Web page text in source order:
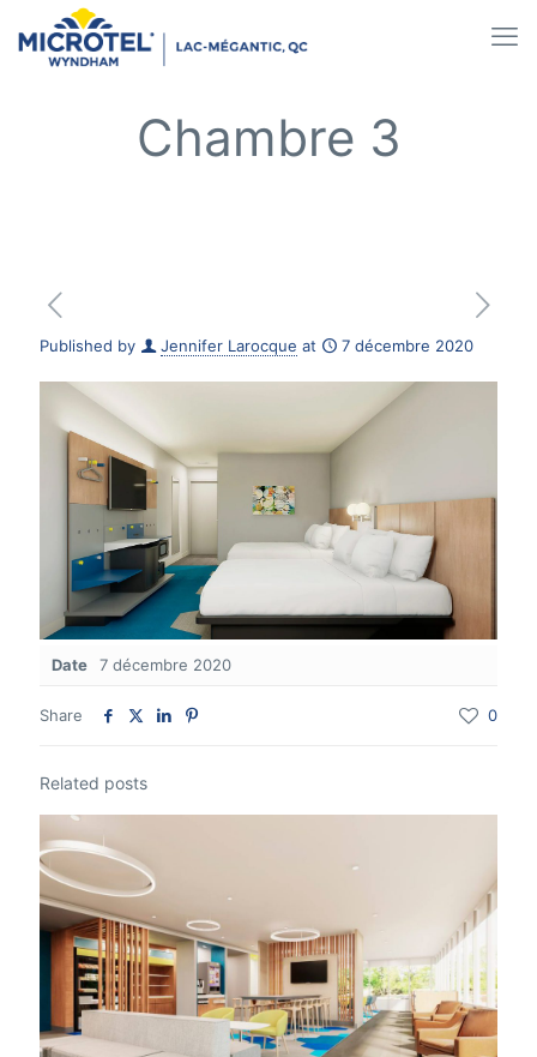
Chambre 3
Published by Jennifer Larocque at 7 décembre 2020
Date 7 décembre 2020
Share 0
Related posts